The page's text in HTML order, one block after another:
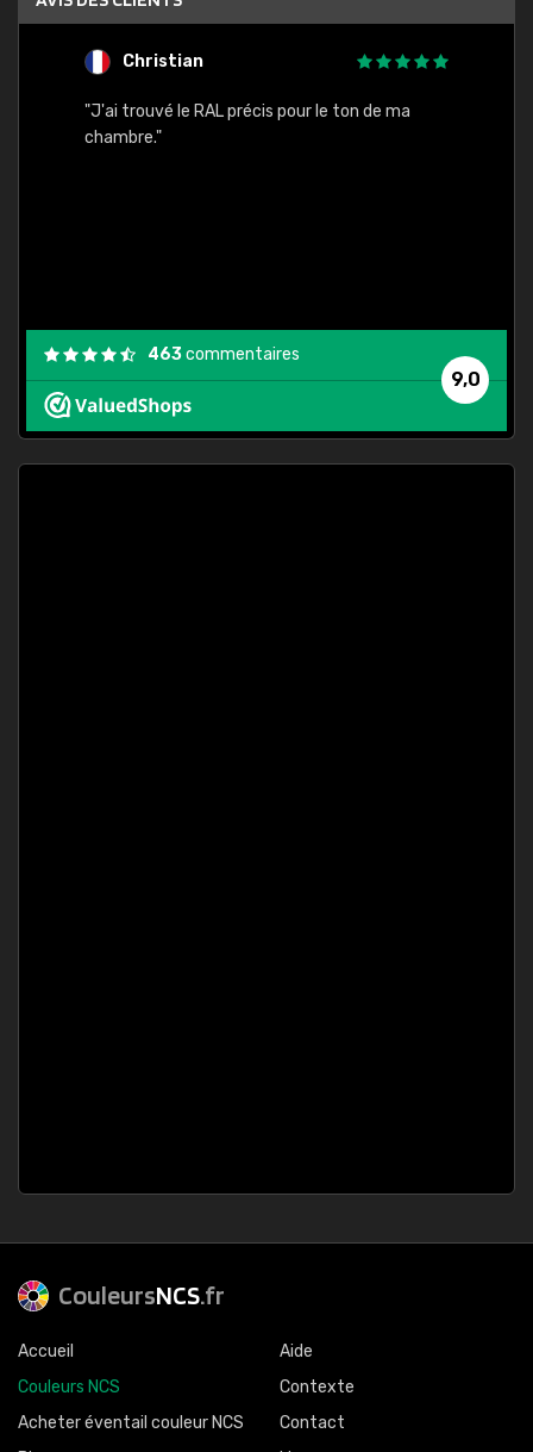
Christian
"J'ai trouvé le RAL précis pour le ton de ma
chambre."
9,0
463commentaires
CouleursNCS.fr
Accueil
Couleurs NCS
Acheter éventail couleur NCS
Aide
Contexte
Contact